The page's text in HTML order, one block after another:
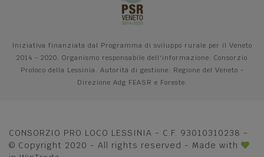
Iniziativa finanziata dal Programma di sviluppo rurale per il Veneto
2014 - 2020. Organismo responsabile dell'informazione: Consorzio
Proloco della Lessinia. Autorità di gestione: Regione del Veneto -
Direzione Adg FEASR e Foreste.
CONSORZIO PRO LOCO LESSINIA - C.F. 93010310238 -
© Copyright 2020 - All rights reserved - Made with